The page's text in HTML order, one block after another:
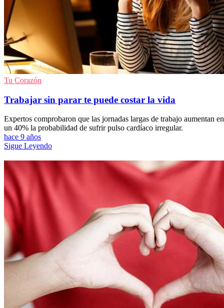
Tu Corazón
Trabajar sin parar te puede costar la vida
Expertos comprobaron que las jornadas largas de trabajo aumentan en
un 40% la probabilidad de sufrir pulso cardíaco irregular.
hace 9 años
Sigue Leyendo